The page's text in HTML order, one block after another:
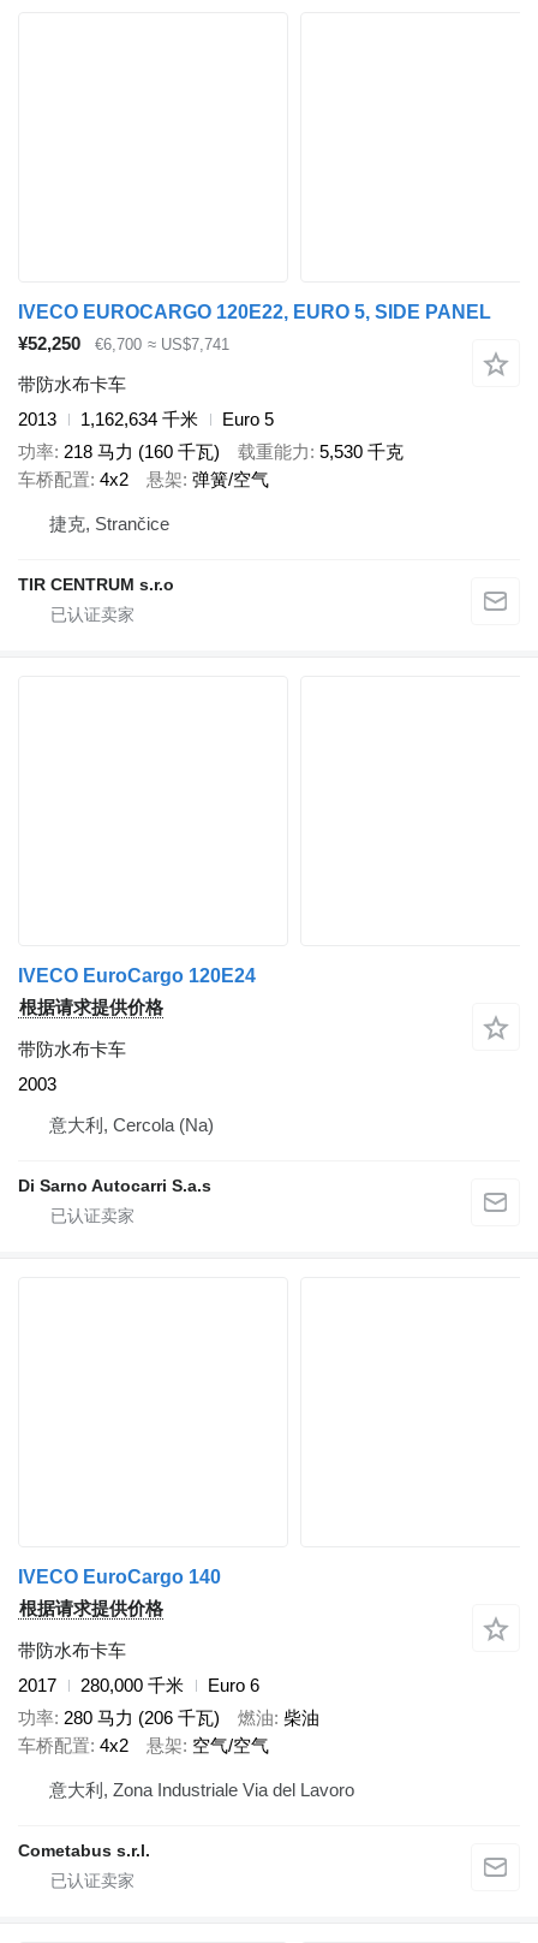
IVECO EUROCARGO 120E22, EURO 5, SIDE PANEL
¥52,250
€6,700 ≈ US$7,741
带防水布卡车
2013
1,162,634 千米
Euro 5
功率 218 马力 (160 千瓦) 载重能力 5,530 千克
车桥配置 4x2 悬架 弹簧/空气
捷克, Strančice
TIR CENTRUM s.r.o
IVECO EuroCargo 120E24
根据请求提供价格
带防水布卡车
2003
意大利, Cercola (Na)
Di Sarno Autocarri S.a.s
IVECO EuroCargo 140
根据请求提供价格
带防水布卡车
2017
280,000 千米
Euro 6
功率 280 马力 (206 千瓦) 燃油 柴油
车桥配置 4x2 悬架 空气/空气
意大利, Zona Industriale Via del Lavoro
Cometabus s.r.l.